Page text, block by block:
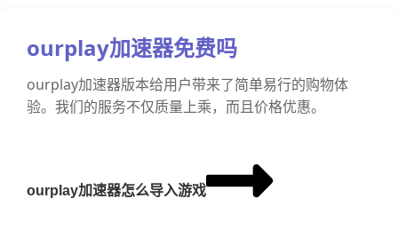
ourplay加速器免费吗
ourplay加速器版本给用户带来了简单易行的购物体
验。我们的服务不仅质量上乘，而且价格优惠。
ourplay加速器怎么导入游戏